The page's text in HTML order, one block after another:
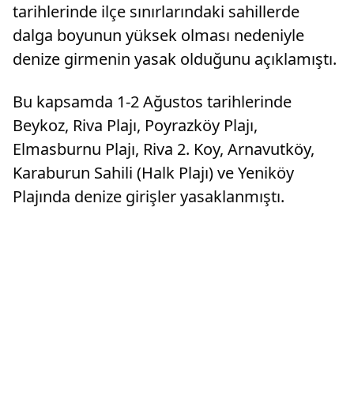
tarihlerinde ilçe sınırlarındaki sahillerde
dalga boyunun yüksek olması nedeniyle
denize girmenin yasak olduğunu açıklamıştı.
Bu kapsamda 1-2 Ağustos tarihlerinde
Beykoz, Riva Plajı, Poyrazköy Plajı,
Elmasburnu Plajı, Riva 2. Koy, Arnavutköy,
Karaburun Sahili (Halk Plajı) ve Yeniköy
Plajında denize girişler yasaklanmıştı.